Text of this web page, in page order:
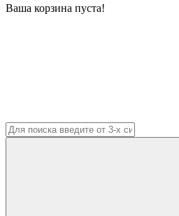
Ваша корзина пуста!